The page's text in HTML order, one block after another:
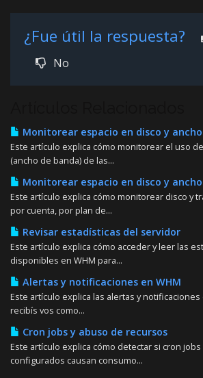
¿Fue útil la respuesta?
No
Monitorear espacio en disco y
Este artículo explica cómo monitorear el uso
(ancho de banda) de las...
Monitorear espacio en disco y
Este artículo explica cómo monitorear disco y
por cuenta, por plan de...
Revisar estadísticas del servidor
Este artículo explica cómo acceder y leer las
disponibles en WHM para...
Alertas y notificaciones en WHM
Este artículo explica las alertas y notificaciones
recibís vos como...
Cron jobs y abuso de recursos
Este artículo explica cómo detectar si cron
configurados causan consumo...